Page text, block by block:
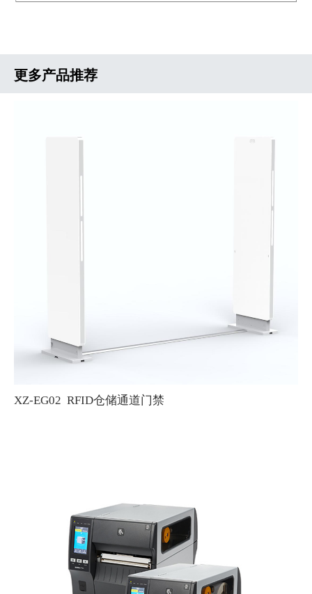
更多产品推荐
XZ-EG02 RFID仓储通道门禁